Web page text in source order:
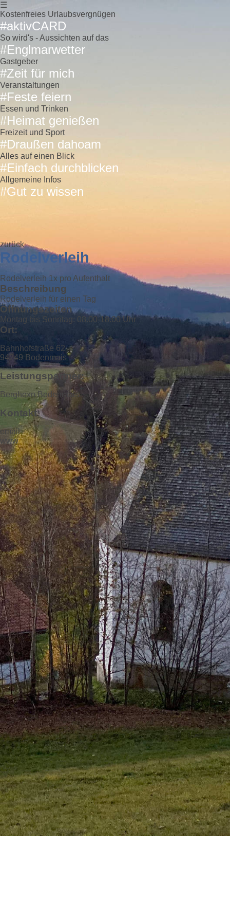
☰
Kostenfreies Urlaubsvergnügen
#aktivCARD
So wird's - Aussichten auf das
#Englmarwetter
Gastgeber
#Zeit für mich
Veranstaltungen
#Feste feiern
Essen und Trinken
#Heimat genießen
Freizeit und Sport
#Draußen dahoam
Alles auf einen Blick
#Einfach durchblicken
Allgemeine Infos
#Gut zu wissen
zurück
Rodelverleih
Rodelverleih 1x pro Aufenthalt
Beschreibung
Rodelverleih für einen Tag
Öffnungszeiten
Montag bis Sonntag: 08.00-18.00 Uhr
Ort:
Bahnhofstraße 62
94249 Bodenmais
Leistungspartner:
Berghexn Bodenmais
Kontakt:
email
www